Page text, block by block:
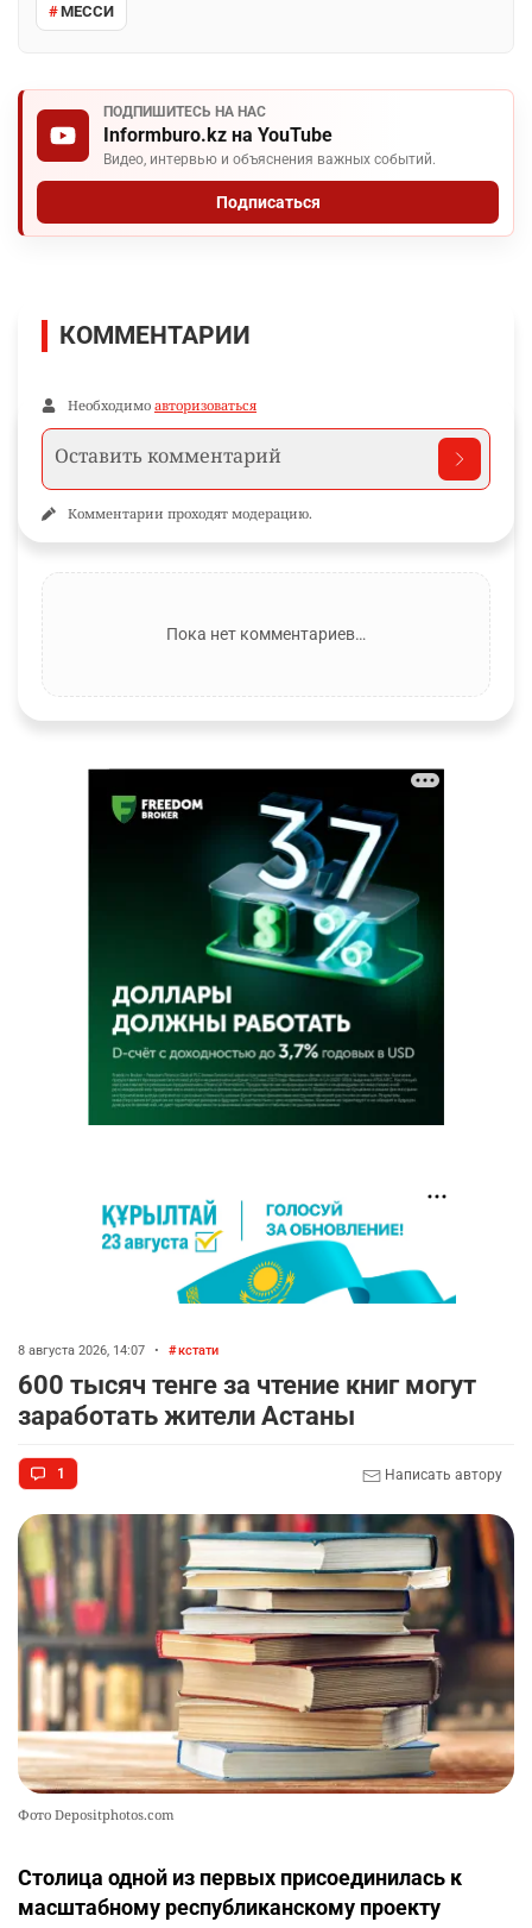
МЕССИ
ПОДПИШИТЕСЬ НА НАС
Informburo.kz на YouTube
Видео, интервью и объяснения важных событий.
Подписаться
КОММЕНТАРИИ
Необходимо авторизоваться
Комментарии проходят модерацию.
Пока нет комментариев…
8 августа 2026, 14:07 • кстати
600 тысяч тенге за чтение книг могут
заработать жители Астаны
1 Написать автору
Фото Depositphotos.com
Столица одной из первых присоединилась к
масштабному республиканскому проекту